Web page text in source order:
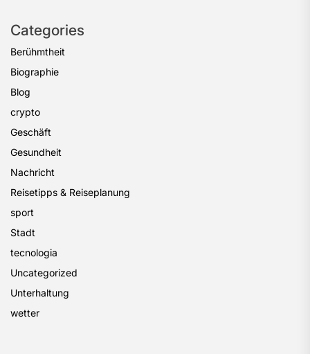
Categories
Berühmtheit
Biographie
Blog
crypto
Geschäft
Gesundheit
Nachricht
Reisetipps & Reiseplanung
sport
Stadt
tecnologia
Uncategorized
Unterhaltung
wetter